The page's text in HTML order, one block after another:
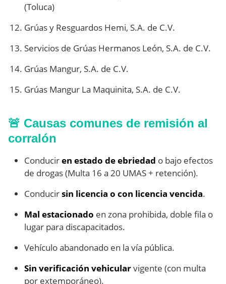
(Toluca)
Grúas y Resguardos Hemi, S.A. de C.V.
Servicios de Grúas Hermanos León, S.A. de C.V.
Grúas Mangur, S.A. de C.V.
Grúas Mangur La Maquinita, S.A. de C.V.
🚨 Causas comunes de remisión al
corralón
Conduciren estado de ebriedad o bajo efectos
de drogas (Multa 16 a 20 UMAS + retención).
Conducirsin licencia o con licencia vencida.
Mal estacionado en zona prohibida, doble fila o
lugar para discapacitados.
Vehículo abandonado en la vía pública.
Sin verificación vehicularvigente (con multa
por extemporáneo).